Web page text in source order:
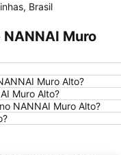
Anniversary
Matriz de Casa Forte
Recife
Senhora do Rosário ou Igreja de Pina
Internacional de Tecnologia na Educação
da Sociedade Brasileira para o Progresso da Ciência
Brasil
Muro
Muro Alto?
Muro Alto?
NANNAI Muro Alto?